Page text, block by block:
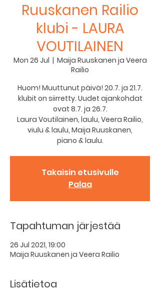
Ruuskanen Railio
klubi - LAURA
VOUTILAINEN
Mon 26 Jul
  |
Maija Ruuskanen ja Veera
Railio
Huom! Muuttunut päivä! 20.7. ja 21.7.
klubit on siirretty. Uudet ajankohdat
ovat 8.7. ja 26.7.
Laura Voutilainen, laulu, Veera Railio,
viulu & laulu, Maija Ruuskanen,
Takaisin etusivulle
Palaa
Tapahtuman järjestää
26 Jul 2021, 19:00
Maija Ruuskanen ja Veera Railio
Lisätietoa